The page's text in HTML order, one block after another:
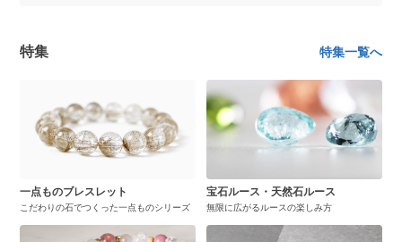
特集 特集一覧へ
一点ものブレスレット
こだわりの石でつくった一点ものシリーズ
宝石ルース・天然石ルース
無限に広がるルースの楽しみ方